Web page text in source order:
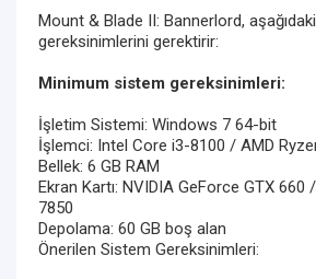
Mount & Blade II: Bannerlord,
gereksinimlerini gerektirir:
Minimum sistem gereksinimleri:
İşletim Sistemi: Windows 7 64-bit
İşlemci: Intel Core i3-8100 / AMD
Bellek: 6 GB RAM
Ekran Kartı: NVIDIA GeForce GTX 660
7850
Depolama: 60 GB boş alan
Önerilen Sistem Gereksinimleri: